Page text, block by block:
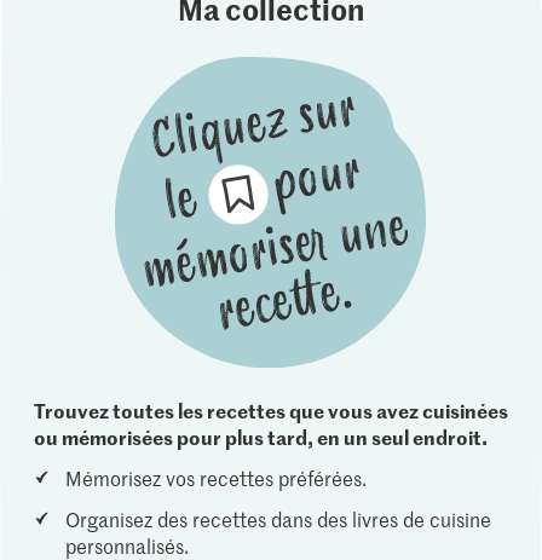
Ma collection
Trouvez toutes les recettes que vous avez cuisinées
ou mémorisées pour plus tard, en un seul endroit.
Mémorisez vos recettes préférées.
Organisez des recettes dans des livres de cuisine
personnalisés.